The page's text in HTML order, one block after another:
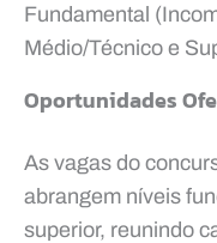
Fundamental
Médio/Técnico e
Oportunidades
As vagas do
abrangem níveis
superior, reunindo